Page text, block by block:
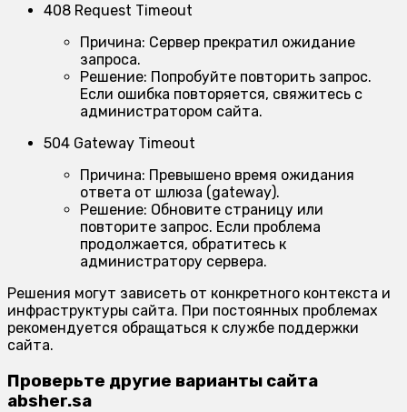
408 Request Timeout
Причина: Сервер прекратил ожидание
запроса.
Решение: Попробуйте повторить запрос.
Если ошибка повторяется, свяжитесь с
администратором сайта.
504 Gateway Timeout
Причина: Превышено время ожидания
ответа от шлюза (gateway).
Решение: Обновите страницу или
повторите запрос. Если проблема
продолжается, обратитесь к
администратору сервера.
Решения могут зависеть от конкретного контекста и
инфраструктуры сайта. При постоянных проблемах
рекомендуется обращаться к службе поддержки
сайта.
Проверьте другие варианты сайта
absher.sa